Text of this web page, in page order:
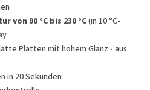
von 90 °C bis 230 °C(in 10 °C-
Platten mit hohem Glanz - aus
in 20 Sekunden